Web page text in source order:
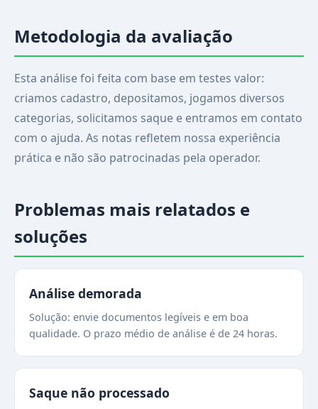
Metodologia da avaliação
Esta análise foi feita com base em testes valor:
criamos cadastro, depositamos, jogamos diversos
categorias, solicitamos saque e entramos em contato
com o ajuda. As notas refletem nossa experiência
prática e não são patrocinadas pela operador.
Problemas mais relatados e
soluções
Análise demorada
Solução: envie documentos legíveis e em boa
qualidade. O prazo médio de análise é de 24 horas.
Saque não processado